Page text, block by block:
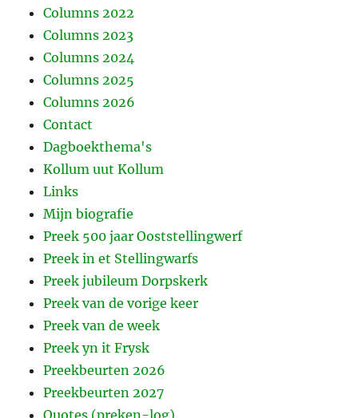
Columns 2022
Columns 2023
Columns 2024
Columns 2025
Columns 2026
Contact
Dagboekthema's
Kollum uut Kollum
Links
Mijn biografie
Preek 500 jaar Ooststellingwerf
Preek in et Stellingwarfs
Preek jubileum Dorpskerk
Preek van de vorige keer
Preek van de week
Preek yn it Frysk
Preekbeurten 2026
Preekbeurten 2027